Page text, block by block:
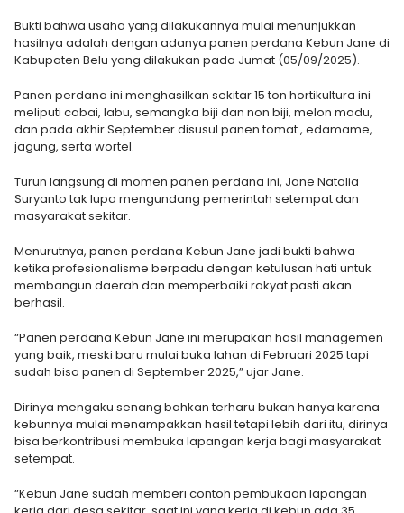
Bukti bahwa usaha yang dilakukannya mulai menunjukkan
hasilnya adalah dengan adanya panen perdana Kebun Jane di
Kabupaten Belu yang dilakukan pada Jumat (05/09/2025).
Panen perdana ini menghasilkan sekitar 15 ton hortikultura ini
meliputi cabai, labu, semangka biji dan non biji, melon madu,
dan pada akhir September disusul panen tomat , edamame,
jagung, serta wortel.
Turun langsung di momen panen perdana ini, Jane Natalia
Suryanto tak lupa mengundang pemerintah setempat dan
masyarakat sekitar.
Menurutnya, panen perdana Kebun Jane jadi bukti bahwa
ketika profesionalisme berpadu dengan ketulusan hati untuk
membangun daerah dan memperbaiki rakyat pasti akan
berhasil.
“Panen perdana Kebun Jane ini merupakan hasil managemen
yang baik, meski baru mulai buka lahan di Februari 2025 tapi
sudah bisa panen di September 2025,” ujar Jane.
Dirinya mengaku senang bahkan terharu bukan hanya karena
kebunnya mulai menampakkan hasil tetapi lebih dari itu, dirinya
bisa berkontribusi membuka lapangan kerja bagi masyarakat
setempat.
“Kebun Jane sudah memberi contoh pembukaan lapangan